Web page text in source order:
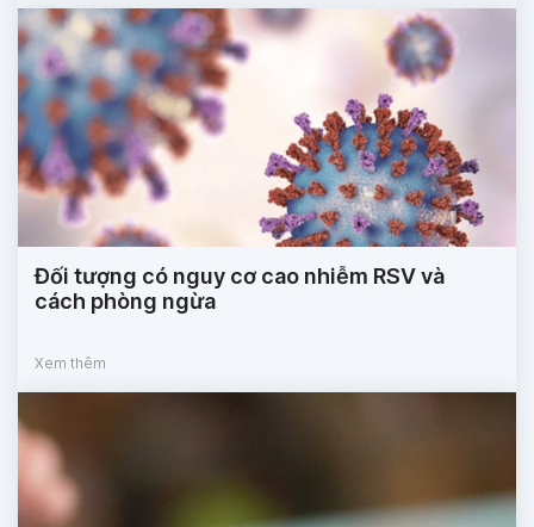
Đối tượng có nguy cơ cao nhiễm RSV và
cách phòng ngừa
Xem thêm